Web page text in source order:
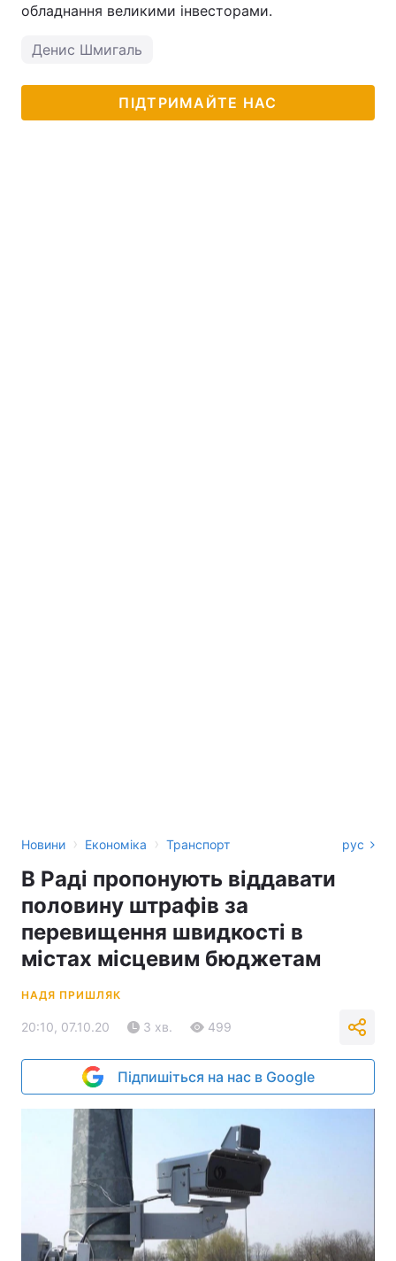
обладнання великими інвесторами.
Денис Шмигаль
ПІДТРИМАЙТЕ НАС
Новини › Економіка › Транспорт рус
В Раді пропонують віддавати
половину штрафів за
перевищення швидкості в
містах місцевим бюджетам
НАДЯ ПРИШЛЯК
20:10, 07.10.20 3 хв. 499
Підпишіться на нас в Google